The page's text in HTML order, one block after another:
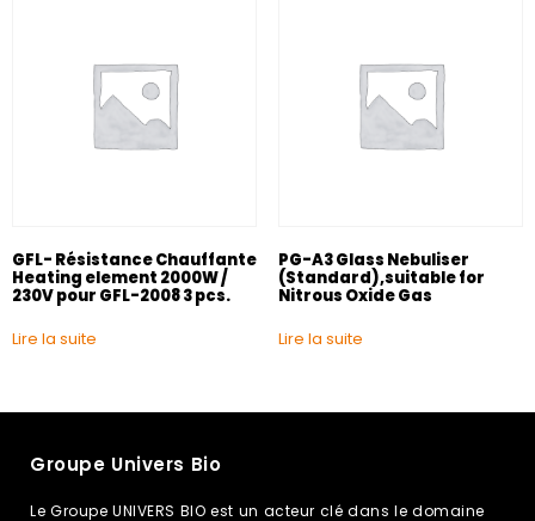
GFL- Résistance Chauffante
Heating element 2000W /
230V pour GFL-2008 3 pcs.
Lire la suite
PG-A3 Glass Nebuliser
(Standard),suitable for
Nitrous Oxide Gas
Lire la suite
Groupe Univers Bio
Le Groupe UNIVERS BIO est un acteur clé dans le domaine